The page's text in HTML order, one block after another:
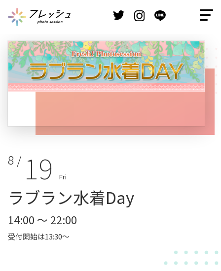
8 / 19 Fri
ラブラン水着Day
14:00 ～ 22:00
受付開始は13:30～